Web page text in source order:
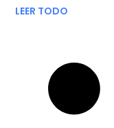
LEER TODO